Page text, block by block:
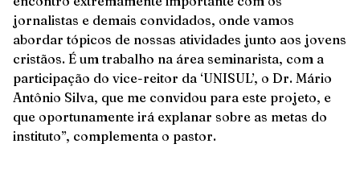
jornalistas e demais convidados, onde vamos
abordar tópicos de nossas atividades junto aos jovens
cristãos. É um trabalho na área seminarista, com a
participação do vice-reitor da ‘UNISUL’, o Dr. Mário
Antônio Silva, que me convidou para este projeto, e
que oportunamente irá explanar sobre as metas do
instituto”, complementa o pastor.